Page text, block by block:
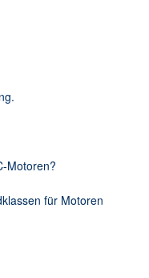
Motoren?
für Motoren